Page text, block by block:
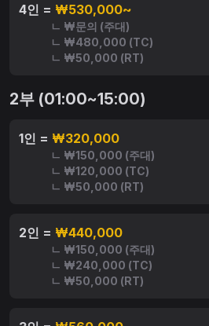
4인 = ₩530,000~
ㄴ ₩문의 (주대)
ㄴ ₩480,000 (TC)
ㄴ ₩50,000 (RT)
2부 (01:00~15:00)
1인 = ₩320,000
ㄴ ₩150,000 (주대)
ㄴ ₩120,000 (TC)
ㄴ ₩50,000 (RT)
2인 = ₩440,000
ㄴ ₩150,000 (주대)
ㄴ ₩240,000 (TC)
ㄴ ₩50,000 (RT)